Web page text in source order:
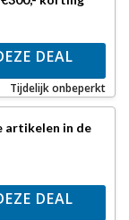
DEAL
Tijdelijk onbeperkt
artikelen in de
DEAL